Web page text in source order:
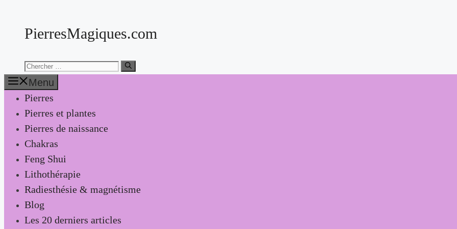
contenuPierresMagiques.com
Chercher:
Menu
Pierres
Pierres et plantes
Pierres de naissance
Chakras
Feng Shui
Lithothérapie
Radiesthésie & magnétisme
Blog
Les 20 derniers articles